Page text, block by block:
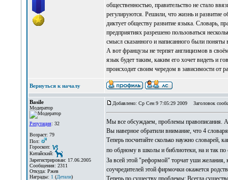
общественностью, правительство не стало
регулируются. Решили, что жизнь и развитие
диктует обществу развитие языка. Словарь,
предприятиях разрешено пользоваться
смысл сказанного и написанного были поняты
А вот французы не терпят англицизмов в
язык будет таким, каким его хочет видеть и
происходит своим чередом в зависимости от
Вернуться к началу
Basile
Модератор
Репутация: 32
Возраст: 79
Пол:
Гороскоп:
Китайский:
Зарегистрирован: 17.06.2005
Сообщения: 2311
Откуда: Ржев
Награды: 1(Детали)
Добавлено: Ср Сен 9 7:05:29 2009 Заголовок
Мы все обсуждаем, проблемы правописания.
Вы наверное обратили внимание, что 4
Теперь посчитайте сколько наужно словарей,
по обдному в школы и библиотеки, на и так по
За всей этой "реформой" торчат уши желания,
соучредителей этой фирмочки окажется
Теперь по существу проблемы: Всегда